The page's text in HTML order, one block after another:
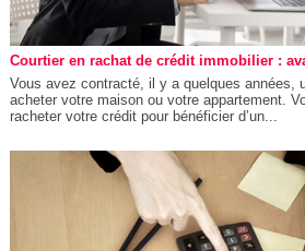
Courtier en rachat de crédit immobilier :
Vous avez contracté, il y a quelques années,
acheter votre maison ou votre appartement.
racheter votre crédit pour bénéficier d’un...